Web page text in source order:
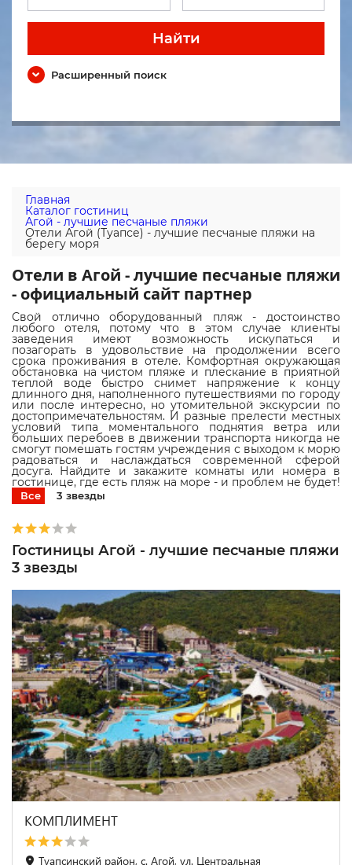
Найти
Расширенный поиск
Главная
Каталог гостиниц
Агой - лучшие песчаные пляжи
Отели Агой (Туапсе) - лучшие песчаные пляжи на
берегу моря
Отели в Агой - лучшие песчаные пляжи
- официальный сайт партнер
Свой отлично оборудованный пляж - достоинство
любого отеля, потому что в этом случае клиенты
заведения имеют возможность искупаться и
позагорать в удовольствие на продолжении всего
срока проживания в отеле. Комфортная окружающая
обстановка на чистом пляже и плескание в приятной
теплой воде быстро снимет напряжение к концу
длинного дня, наполненного путешествиями по городу
или после интересно, но утомительной экскурсии по
достопримечательностям. И разные прелести местных
условий типа моментального поднятия ветра или
больших перебоев в движении транспорта никогда не
смогут помешать гостям учреждения с выходом к морю
радоваться и наслаждаться современной сферой
досуга. Найдите и закажите комнаты или номера в
гостинице, где есть пляж на море - и проблем не будет!
Все 3 звезды
Гостиницы Агой - лучшие песчаные пляжи
3 звезды
КОМПЛИМЕНТ
Туапсинский район, с. Агой, ул. Центральная